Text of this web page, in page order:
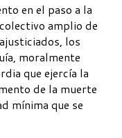
en el paso a la
amplio de
los
moralmente
que ejercía la
de la muerte
mínima que se